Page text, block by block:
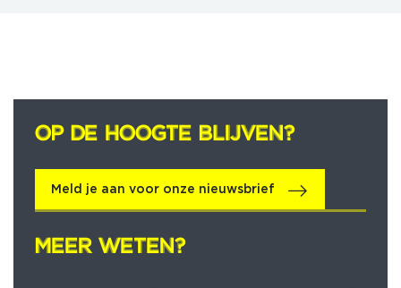
OP DE HOOGTE BLIJVEN?
OP DE HOOGTE BLIJVEN?
Meld je aan voor onze nieuwsbrief
MEER WETEN?
MEER WETEN?